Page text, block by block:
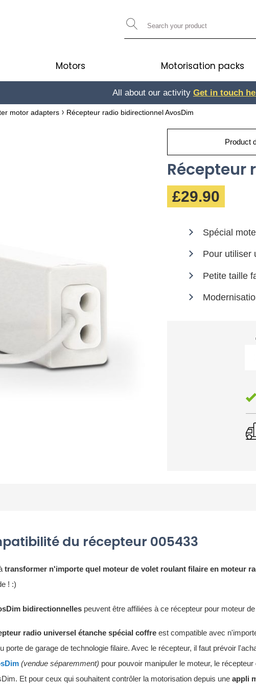
Motors Motorisation packs
All about our activity Get in touch
Get in touch
motor adapters Récepteur radio bidirectionnel AvosDim
Product
Récepteur
£29.90
Spécial
Pour utiliser
Petite taille
du récepteur 005433
transformer n'importe quel moteur de volet roulant filaire en moteur
! :)
bidirectionnelles peuvent être affiliées à ce récepteur pour moteur
radio universel étanche spécial coffre est compatible avec
porte de garage de technologie filaire. Avec le récepteur, il faut prévoir
(vendue séparemment) pour pouvoir manipuler le moteur, le
Et pour ceux qui souhaitent contrôler la motorisation depuis une appli